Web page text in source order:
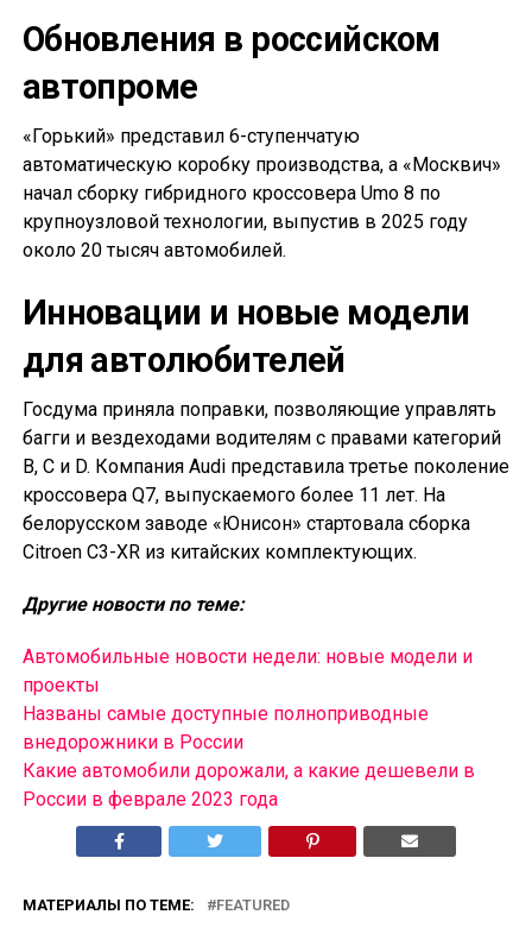
Обновления в российском
автопроме
«Горький» представил 6-ступенчатую
автоматическую коробку производства, а «Москвич»
начал сборку гибридного кроссовера Umo 8 по
крупноузловой технологии, выпустив в 2025 году
около 20 тысяч автомобилей.
Инновации и новые модели
для автолюбителей
Госдума приняла поправки, позволяющие управлять
багги и вездеходами водителям с правами категорий
B, C и D. Компания Audi представила третье поколение
кроссовера Q7, выпускаемого более 11 лет. На
белорусском заводе «Юнисон» стартовала сборка
Citroen C3-XR из китайских комплектующих.
Другие новости по теме:
Автомобильные новости недели: новые модели и
проекты
Названы самые доступные полноприводные
внедорожники в России
Какие автомобили дорожали, а какие дешевели в
России в феврале 2023 года
МАТЕРИАЛЫ ПО ТЕМЕ: FEATURED